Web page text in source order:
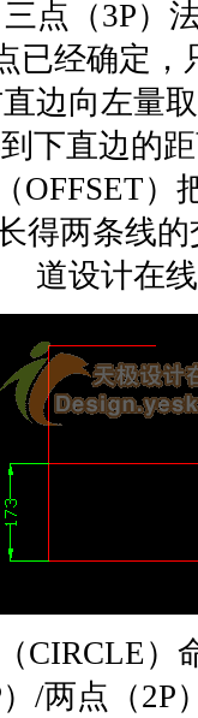
点（3P）
已经确定
边向左量
下直边的
OFFSET）
得两条线
道设计在
）
/两点（2P